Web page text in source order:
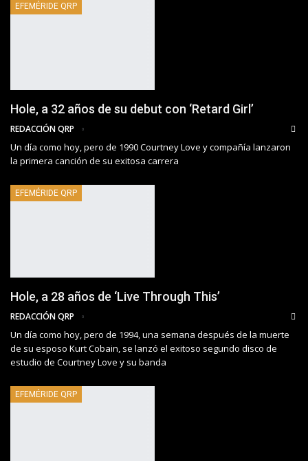
EFEMÉRIDE QRP
Hole, a 32 años de su debut con ‘Retard Girl’
REDACCIÓN QRP
Un día como hoy, pero de 1990 Courtney Love y compañía lanzaron
la primera canción de su exitosa carrera
EFEMÉRIDE QRP
Hole, a 28 años de ‘Live Through This’
REDACCIÓN QRP
Un día como hoy, pero de 1994, una semana después de la muerte
de su esposo Kurt Cobain, se lanzó el exitoso segundo disco de
estudio de Courtney Love y su banda
EFEMÉRIDE QRP